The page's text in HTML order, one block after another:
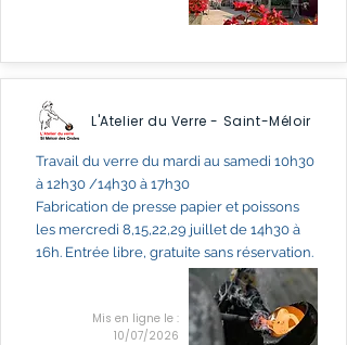
L'Atelier du Verre - Saint-Méloir
Travail du verre du mardi au samedi 10h30
à 12h30 /14h30 à 17h30
Fabrication de presse papier et poissons
les mercredi 8,15,22,29 juillet de 14h30 à
16h. Entrée libre, gratuite sans réservation.
Mis en ligne le :
10/07/2026